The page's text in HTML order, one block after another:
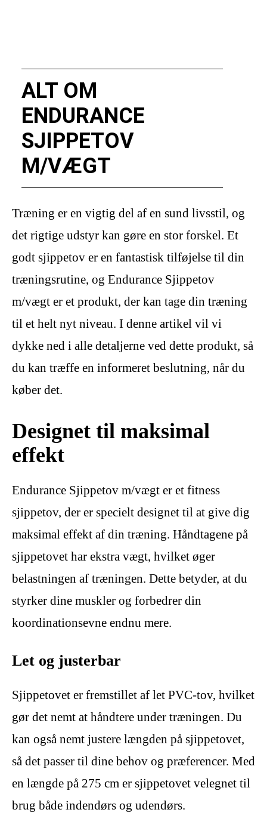
ALT OM
ENDURANCE
SJIPPETOV
M/VÆGT
Træning er en vigtig del af en sund livsstil, og
det rigtige udstyr kan gøre en stor forskel. Et
godt sjippetov er en fantastisk tilføjelse til din
træningsrutine, og Endurance Sjippetov
m/vægt er et produkt, der kan tage din træning
til et helt nyt niveau. I denne artikel vil vi
dykke ned i alle detaljerne ved dette produkt, så
du kan træffe en informeret beslutning, når du
køber det.
Designet til maksimal
effekt
Endurance Sjippetov m/vægt er et fitness
sjippetov, der er specielt designet til at give dig
maksimal effekt af din træning. Håndtagene på
sjippetovet har ekstra vægt, hvilket øger
belastningen af træningen. Dette betyder, at du
styrker dine muskler og forbedrer din
koordinationsevne endnu mere.
Let og justerbar
Sjippetovet er fremstillet af let PVC-tov, hvilket
gør det nemt at håndtere under træningen. Du
kan også nemt justere længden på sjippetovet,
så det passer til dine behov og præferencer. Med
en længde på 275 cm er sjippetovet velegnet til
brug både indendørs og udendørs.